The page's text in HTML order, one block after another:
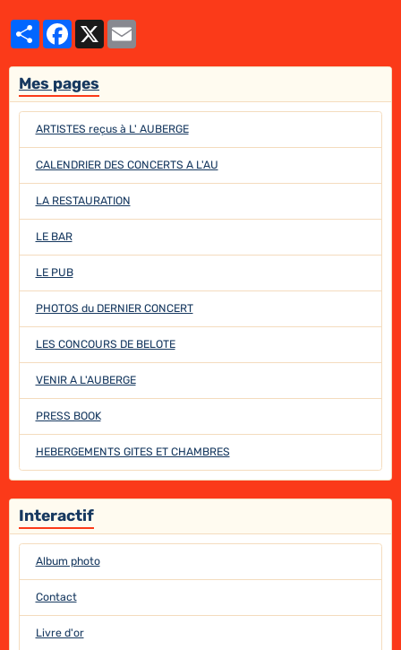
PartagerFacebook
X
Mes pages
ARTISTES reçus à L' AUBERGE
CALENDRIER DES CONCERTS A L'AU
LA RESTAURATION
LE BAR
LE PUB
PHOTOS du DERNIER CONCERT
LES CONCOURS DE BELOTE
VENIR A L'AUBERGE
PRESS BOOK
HEBERGEMENTS GITES ET CHAMBRES
Interactif
Album photo
Contact
Livre d'or